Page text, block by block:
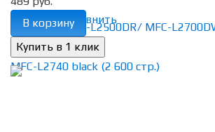
избранное сравнить
В корзину